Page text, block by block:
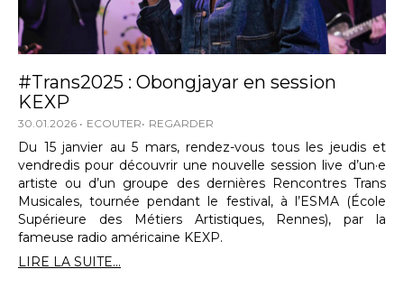
#Trans2025 : Obongjayar en session
KEXP
30.01.2026 ECOUTER REGARDER
Du 15 janvier au 5 mars, rendez-vous tous les jeudis et
vendredis pour découvrir une nouvelle session live d’un·e
artiste ou d’un groupe des dernières Rencontres Trans
Musicales, tournée pendant le festival, à l’ESMA (École
Supérieure des Métiers Artistiques, Rennes), par la
fameuse radio américaine KEXP.
LIRE LA SUITE...